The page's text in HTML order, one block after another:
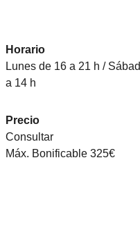
Horario
Lunes de 16 a 21 h /
a 14 h
Precio
Consultar
Máx. Bonificable 325€